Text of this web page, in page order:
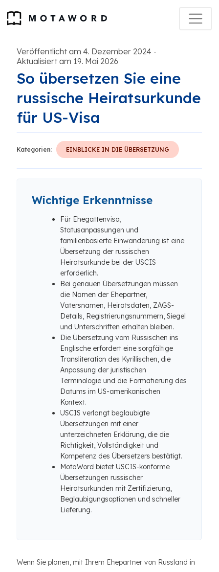
Veröffentlicht am 4. Dezember 2024 -
Aktualisiert am 19. Mai 2026
So übersetzen Sie eine
russische Heiratsurkunde
für US-Visa
Kategorien: EINBLICKE IN DIE ÜBERSETZUNG
Wichtige Erkenntnisse
Für Ehegattenvisa,
Statusanpassungen und
familienbasierte Einwanderung ist eine
Übersetzung der russischen
Heiratsurkunde bei der USCIS
erforderlich.
Bei genauen Übersetzungen müssen
die Namen der Ehepartner,
Vatersnamen, Heiratsdaten, ZAGS-
Details, Registrierungsnummern, Siegel
und Unterschriften erhalten bleiben.
Die Übersetzung vom Russischen ins
Englische erfordert eine sorgfältige
Transliteration des Kyrillischen, die
Anpassung der juristischen
Terminologie und die Formatierung des
Datums im US-amerikanischen
Kontext.
USCIS verlangt beglaubigte
Übersetzungen mit einer
unterzeichneten Erklärung, die die
Richtigkeit, Vollständigkeit und
Kompetenz des Übersetzers bestätigt.
MotaWord bietet USCIS-konforme
Übersetzungen russischer
Heiratsurkunden mit Zertifizierung,
Beglaubigungsoptionen und schneller
Lieferung.
Wenn Sie planen, mit Ihrem Ehepartner von Russland in